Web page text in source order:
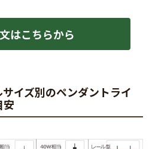
はこちらから
イズ別のペンダントライ
安